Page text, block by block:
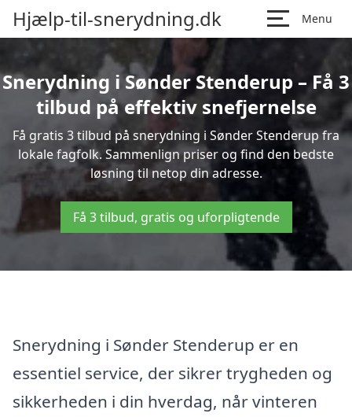
Hjælp-til-snerydning.dk Menu
Snerydning i Sønder Stenderup – Få 3
tilbud på effektiv snefjernelse
Få gratis 3 tilbud på snerydning i Sønder Stenderup fra
lokale fagfolk. Sammenlign priser og find den bedste
løsning til netop din adresse.
Få 3 tilbud, gratis og uforpligtende
Snerydning i Sønder Stenderup er en
essentiel service, der sikrer trygheden og
sikkerheden i din hverdag, når vinteren